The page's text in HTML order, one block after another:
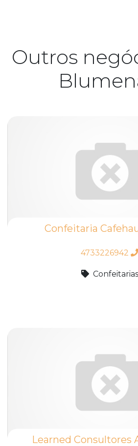
Outros
Confeitaria
4733226942
Confeitarias
Learned Consultores